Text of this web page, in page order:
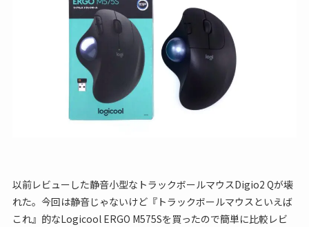
以前レビューした静音小型なトラックボールマウスDigio2 Qが壊
れた。今回は静音じゃないけど『トラックボールマウスといえば
これ』的なLogicool ERGO M575Sを買ったので簡単に比較レビ